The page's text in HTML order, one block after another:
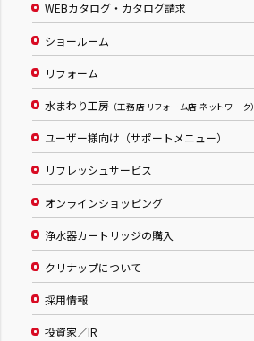
WEBカタログ・カタログ請求
ショールーム
リフォーム
水まわり工房 （工務店 リフォーム店 ネットワーク）
ユーザー様向け（サポートメニュー）
リフレッシュサービス
オンラインショッピング
浄水器カートリッジの購入
クリナップについて
採用情報
投資家／IR